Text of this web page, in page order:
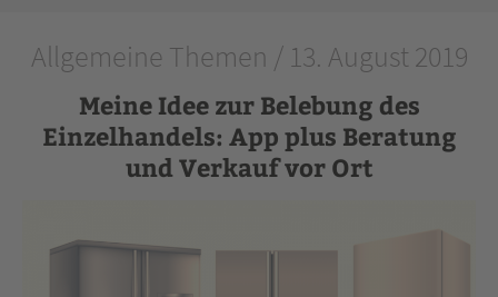
Allgemeine Themen / 13. August 2019
Meine Idee zur Belebung des
Einzelhandels: App plus Beratung
und Verkauf vor Ort